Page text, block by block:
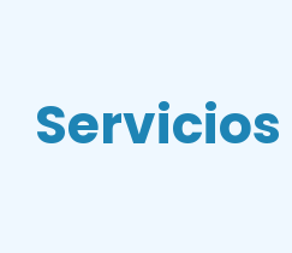
Servicios